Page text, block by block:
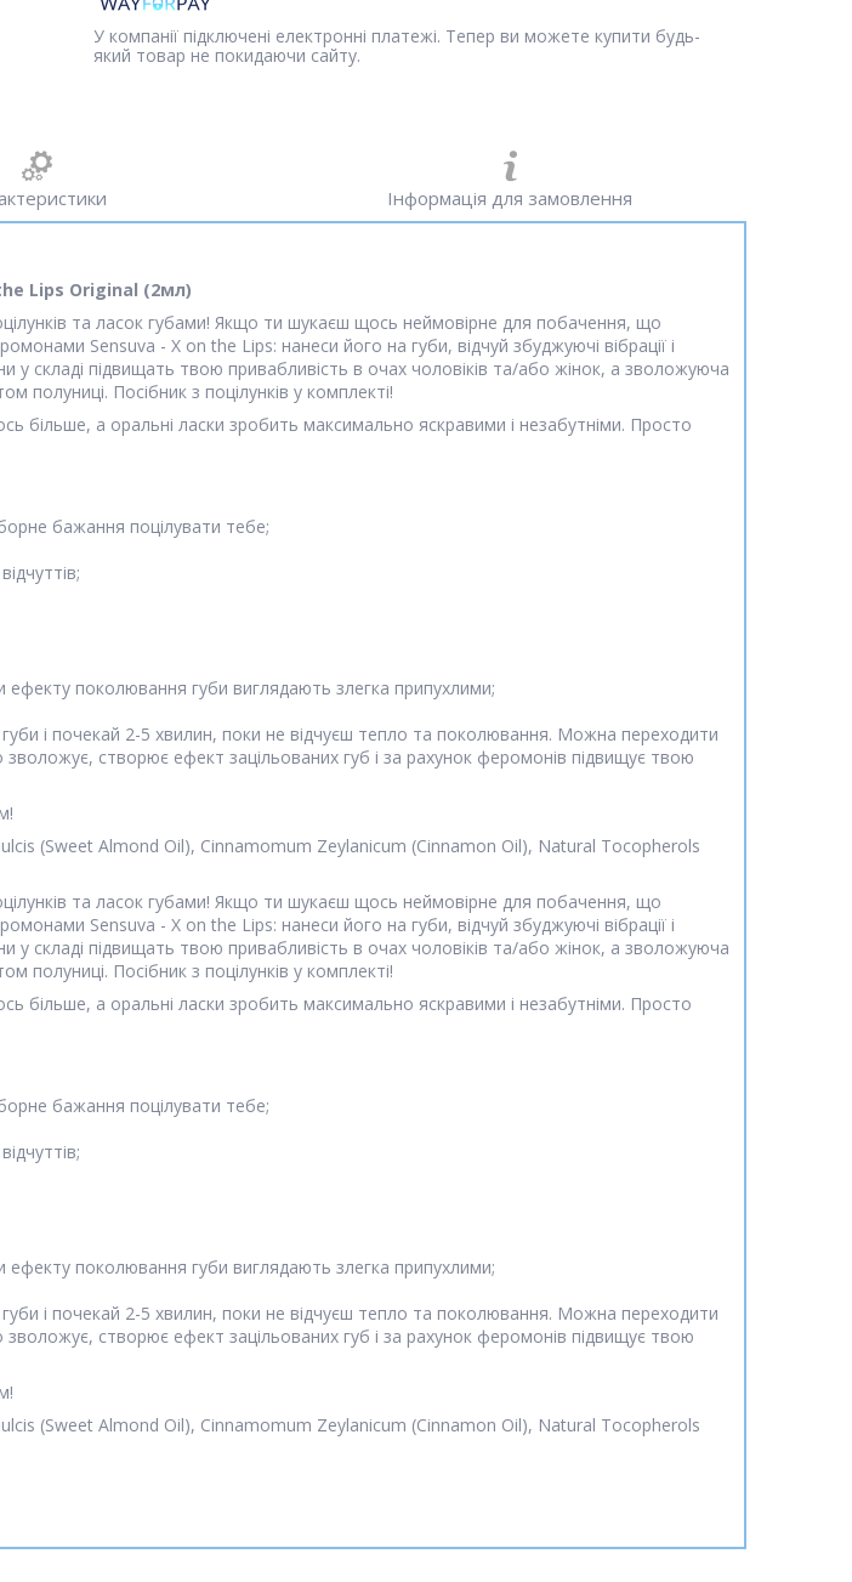
У компанії підключені електронні платежі. Тепер ви можете купити будь-
який товар не покидаючи сайту.
Інформація для замовлення
Lips Original (2мл)
та ласок губами! Якщо ти шукаєш щось неймовірне для побачення, що
Sensuva - X on the Lips: нанеси його на губи, відчуй збуджуючі вібрації і
складі підвищать твою привабливість в очах чоловіків та/або жінок, а зволожуюча
Посібник з поцілунків у комплекті!
більше, а оральні ласки зробить максимально яскравими і незабутніми. Просто
бажання поцілувати тебе;
ефекту поколювання губи виглядають злегка припухлими;
і почекай 2-5 хвилин, поки не відчуєш тепло та поколювання. Можна переходити
створює ефект зацільованих губ і за рахунок феромонів підвищує твою
(Sweet Almond Oil), Cinnamomum Zeylanicum (Cinnamon Oil), Natural Tocopherols
та ласок губами! Якщо ти шукаєш щось неймовірне для побачення, що
Sensuva - X on the Lips: нанеси його на губи, відчуй збуджуючі вібрації і
складі підвищать твою привабливість в очах чоловіків та/або жінок, а зволожуюча
Посібник з поцілунків у комплекті!
більше, а оральні ласки зробить максимально яскравими і незабутніми. Просто
бажання поцілувати тебе;
ефекту поколювання губи виглядають злегка припухлими;
і почекай 2-5 хвилин, поки не відчуєш тепло та поколювання. Можна переходити
створює ефект зацільованих губ і за рахунок феромонів підвищує твою
(Sweet Almond Oil), Cinnamomum Zeylanicum (Cinnamon Oil), Natural Tocopherols